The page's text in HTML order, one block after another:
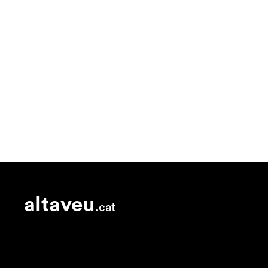
altaveu .cat